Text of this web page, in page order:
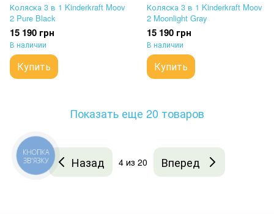
Коляска 3 в 1 Kinderkraft Moov
2 Pure Black
15 190 грн
В наличии
Купить
Коляска 3 в 1 Kinderkraft Moov
2 Moonlight Gray
15 190 грн
В наличии
Купить
Показать еще 20 товаров
Назад 4 из 20 Вперед
КНОПКА
ЗВ'ЯЗКУ